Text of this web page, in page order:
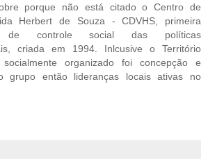
porque não está citado o Centro de
Herbert de Souza - CDVHS, primeira
de controle social das políticas
criada em 1994. Inlcusive o Território
organizado foi concepção e
grupo então lideranças locais ativas no